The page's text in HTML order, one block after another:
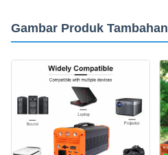
Gambar Produk Tambahan